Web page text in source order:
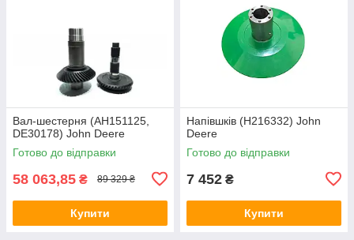
Вал-шестерня (AH151125,
DE30178) John Deere
Готово до відправки
58 063,85 ₴ 89 329 ₴
Купити
Напівшків (H216332) John
Deere
Готово до відправки
7 452 ₴
Купити